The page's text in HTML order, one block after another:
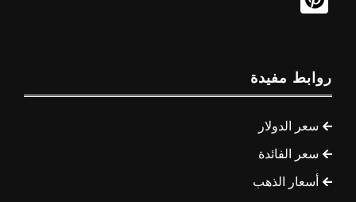
روابط مفيدة
سعر الدولار
سعر الفائدة
أسعار الذهب